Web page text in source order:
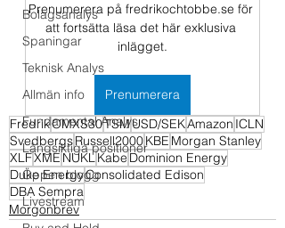
Bolagsanalys
Spaningar
Teknisk Analys
Allmän info
Fundamental Analys
Långsiktiga positioner
Öppen blogg
Livestream
Prenumerera på fredrikochtobbe.se för
att fortsätta läsa det här exklusiva
inlägget.
Prenumerera
FredrikOMXS30TSMUSD/SEKAmazon ICLN
SvedbergsRussell2000KBE Morgan Stanley
XLFXME NUKLKabeDominion Energy
Duke EnergyConsolidated Edison
DBA Sempra
Morgonbrev